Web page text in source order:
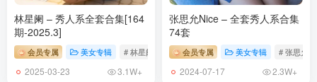
林星阑 – 秀人系全套合集[164
期-2025.3]
会员专属 美女专辑 # 林星阑
2025-03-23 3.1W+
张思允Nice – 全套秀人系合集
74套
会员专属 美女专辑 # 张思允
2024-07-17 2.3W+